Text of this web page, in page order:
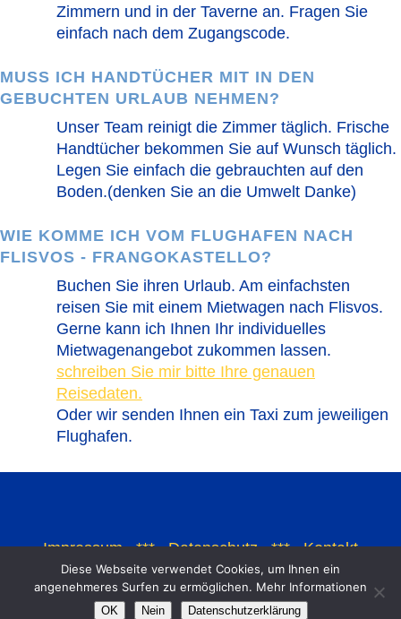
Zimmern und in der Taverne an. Fragen Sie
einfach nach dem Zugangscode.
MUSS ICH HANDTÜCHER MIT IN DEN
GEBUCHTEN URLAUB NEHMEN?
Unser Team reinigt die Zimmer täglich. Frische
Handtücher bekommen Sie auf Wunsch täglich.
Legen Sie einfach die gebrauchten auf den
Boden.(denken Sie an die Umwelt Danke)
WIE KOMME ICH VOM FLUGHAFEN NACH
FLISVOS - FRANGOKASTELLO?
Buchen Sie ihren Urlaub. Am einfachsten
reisen Sie mit einem Mietwagen nach Flisvos.
Gerne kann ich Ihnen Ihr individuelles
Mietwagenangebot zukommen lassen.
schreiben Sie mir bitte Ihre genauen
Reisedaten.
Oder wir senden Ihnen ein Taxi zum jeweiligen
Flughafen.
Impressum***Datenschutz***Kontakt
Diese Webseite verwendet Cookies, um Ihnen ein
angenehmeres Surfen zu ermöglichen. Mehr Informationen
OK Nein Datenschutzerklärung